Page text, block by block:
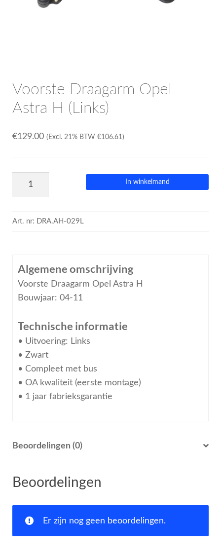
Inloggen / Registreren
Voorste Draagarm Opel
Astra H (Links)
€129.00 (Excl. 21% BTW €106.61)
In winkelmand
Art. nr: DRA.AH-029L
Algemene omschrijving
Voorste Draagarm Opel Astra H
Bouwjaar: 04-11
Technische informatie
• Uitvoering: Links
• Zwart
• Compleet met bus
• OA kwaliteit (eerste montage)
• 1 jaar fabrieksgarantie
Beoordelingen (0)
Beoordelingen
Er zijn nog geen beoordelingen.